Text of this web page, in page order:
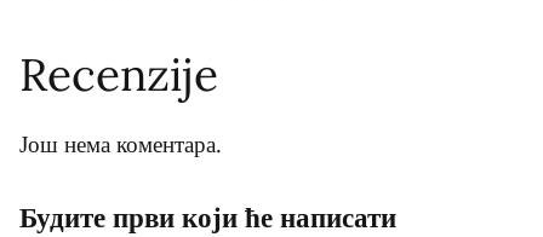
Recenzije
Још нема коментара.
Будите први који ће написати